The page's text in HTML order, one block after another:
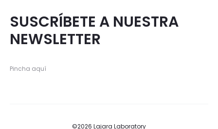
SUSCRÍBETE A NUESTRA
NEWSLETTER
Pincha aquí
©2026 Lajara Laboratory